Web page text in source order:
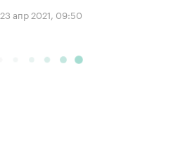
23 апр 2021, 09:50